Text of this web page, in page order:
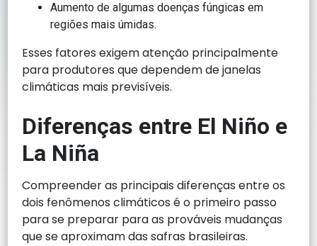
Aumento de algumas doenças fúngicas em
regiões mais úmidas.
Esses fatores exigem atenção principalmente
para produtores que dependem de janelas
climáticas mais previsíveis.
Diferenças entre El Niño e
La Niña
Compreender as principais diferenças entre os
dois fenômenos climáticos é o primeiro passo
para se preparar para as prováveis mudanças
que se aproximam das safras brasileiras.